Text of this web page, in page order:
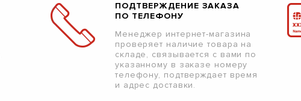
ПОДТВЕРЖДЕНИЕ ЗАКАЗА
ПО ТЕЛЕФОНУ
Менеджер интернет-магазина
проверяет наличие товара на
складе, связывается с вами по
указанному в заказе номеру
телефону, подтверждает время
и адрес доставки.